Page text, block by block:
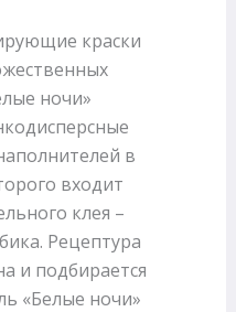
краски
ночи»
в
входит
клея –
Рецептура
и подбирается
«Белые ночи»